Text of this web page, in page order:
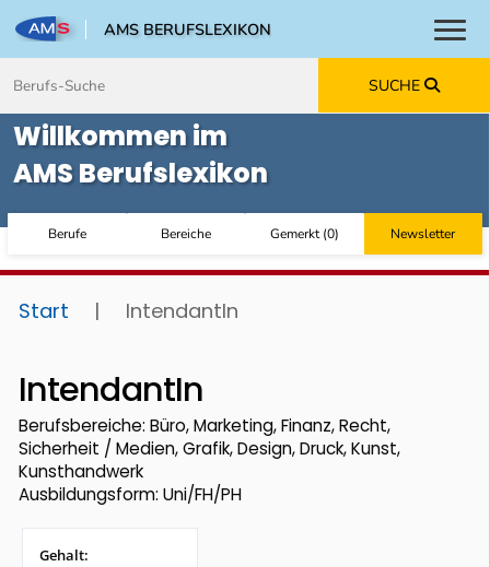
AMS BERUFSLEXIKON
SUCHE
Willkommen im
AMS Berufslexikon
Berufe Bereiche Gemerkt(0) Newsletter
Start | IntendantIn
IntendantIn
Berufsbereiche: Büro, Marketing, Finanz, Recht,
Sicherheit / Medien, Grafik, Design, Druck, Kunst,
Kunsthandwerk
Ausbildungsform: Uni/FH/PH
Gehalt: